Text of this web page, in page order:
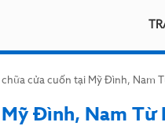
chữa cửa cuốn tại Mỹ Đình, Nam
Đình, Nam Từ